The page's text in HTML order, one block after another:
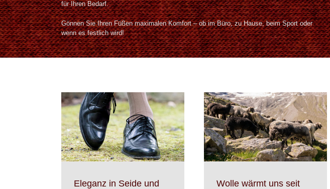
für Ihren Bedarf.
Gönnen Sie Ihren Füßen maximalen Komfort – ob im Büro, zu Hause, beim Sport oder
wenn es festlich wird!
Eleganz in Seide und
Wolle wärmt uns seit 6000 Jahren
Bio Diverses Materialien
Naturfasern Produkte
Wolle wärmt uns seit
Bereit für den Herbst?
Diverses Materialien Produkte